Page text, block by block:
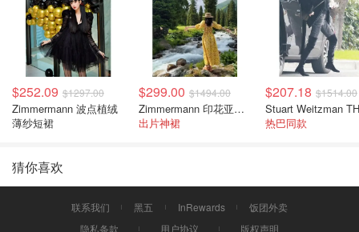
$252.09 $1297.00
Zimmermann 波点植绒
薄纱短裙
$299.00 $1494.00
Zimmermann 印花亚麻露背中长连衣裙
出片神裙
$207.18 $1514.00
热巴同款
猜你喜欢
联系我们 黑五 InRewards
饭团外卖
隐私条款
用户协议 版权声明